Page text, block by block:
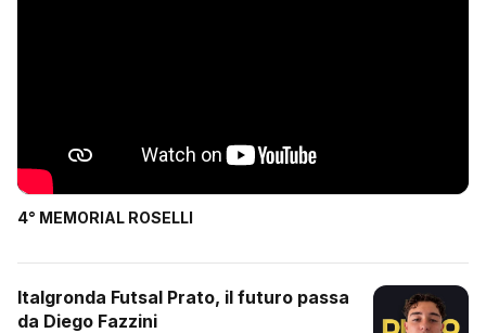
4° MEMORIAL ROSELLI
Italgronda Futsal Prato, il futuro passa
da Diego Fazzini